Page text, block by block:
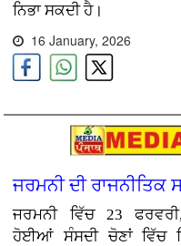
ਨਿਭਾ ਸਕਦੀ ਹੈ।
16 January, 2026
ਜਰਮਨੀ ਦੀ ਰਾਜਨੀਤਿਕ
ਜਰਮਨੀ ਵਿੱਚ 23
ਹੋਈਆਂ ਸੰਸਦੀ ਚੋਣਾਂ ਵਿੱਚ